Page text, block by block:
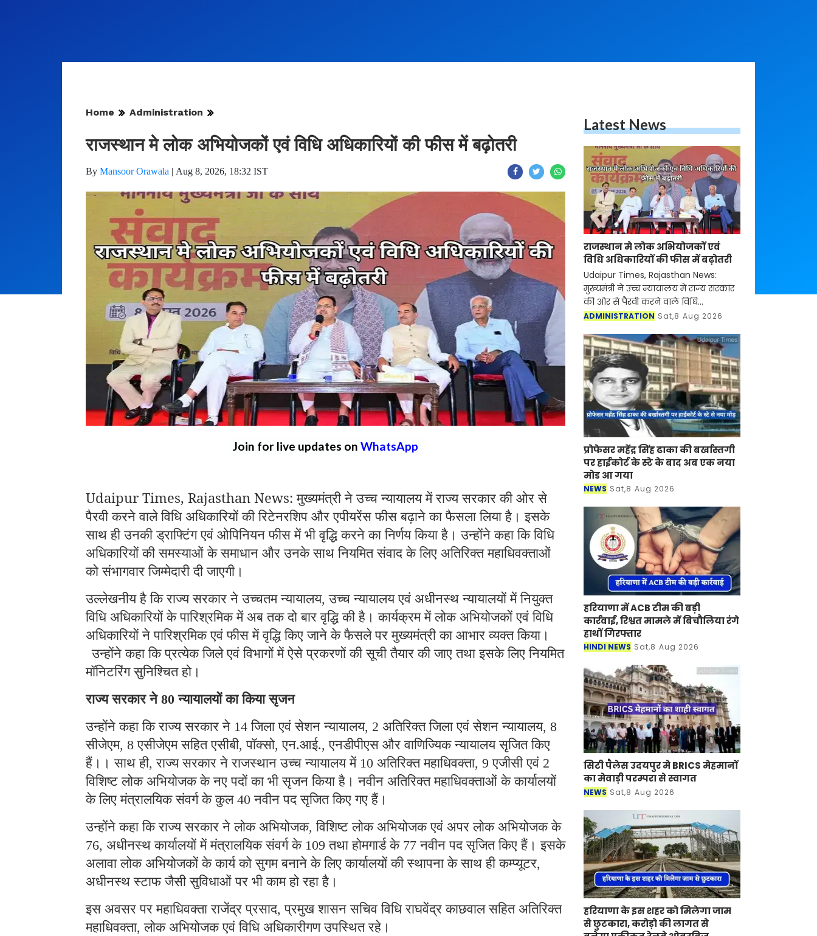
Home Administration
राजस्थान मे लोक अभियोजकों एवं विधि अधिकारियों की फीस में बढ़ोतरी
By Mansoor Orawala | Aug 8, 2026, 18:32 IST
Join for live updates on WhatsApp
Udaipur Times, Rajasthan News: मुख्यमंत्री ने उच्च न्यायालय में राज्य सरकार की ओर से
पैरवी करने वाले विधि अधिकारियों की रिटेनरशिप और एपीयरेंस फीस बढ़ाने का फैसला लिया है। इसके
साथ ही उनकी ड्राफ्टिंग एवं ओपिनियन फीस में भी वृद्धि करने का निर्णय किया है। उन्होंने कहा कि विधि
अधिकारियों की समस्याओं के समाधान और उनके साथ नियमित संवाद के लिए अतिरिक्त महाधिवक्ताओं
को संभागवार जिम्मेदारी दी जाएगी।
उल्लेखनीय है कि राज्य सरकार ने उच्चतम न्यायालय,उच्च न्यायालय एवं अधीनस्थ न्यायालयों में नियुक्त
विधि अधिकारियों के पारिश्रमिक में अब तक दो बार वृद्धि की है। कार्यक्रम में लोक अभियोजकों एवं विधि
अधिकारियों ने पारिश्रमिक एवं फीस में वृद्धि किए जाने के फैसले पर मुख्यमंत्री का आभार व्यक्त किया।
उन्होंने कहा कि प्रत्येक जिले एवं विभागों में ऐसे प्रकरणों की सूची तैयार की जाए तथा इसके लिए नियमित
मॉनिटरिंग सुनिश्चित हो।
राज्य सरकार ने 80न्यायालयों का किया सृजन
उन्होंने कहा कि राज्य सरकार ने 14जिला एवं सेशन न्यायालय, 2 अतिरिक्त जिला एवं सेशन न्यायालय, 8
सीजेएम, 8एसीजेएम सहित एसीबी,पॉक्सो,एन.आई.,एनडीपीएस और वाणिज्यिक न्यायालय सृजित किए
हैं।। साथ ही,राज्य सरकार ने राजस्थान उच्च न्यायालय में 10 अतिरिक्त महाधिवक्ता, 9एजीसी एवं 2
विशिष्ट लोक अभियोजक के नए पदों का भी सृजन किया है। नवीन अतिरिक्त महाधिवक्ताओं के कार्यालयों
के लिए मंत्रालयिक संवर्ग के कुल 40नवीन पद सृजित किए गए हैं।
उन्होंने कहा कि राज्य सरकार ने लोक अभियोजक,विशिष्ट लोक अभियोजक एवं अपर लोक अभियोजक के
76, अधीनस्थ कार्यालयों में मंत्रालयिक संवर्ग के 109तथा होमगार्ड के 77नवीन पद सृजित किए हैं। इसके
अलावा लोक अभियोजकों के कार्य को सुगम बनाने के लिए कार्यालयों की स्थापना के साथ ही कम्प्यूटर,
अधीनस्थ स्टाफ जैसी सुविधाओं पर भी काम हो रहा है।
इस अवसर पर महाधिवक्ता राजेंद्र प्रसाद,प्रमुख शासन सचिव विधि राघवेंद्र काछवाल सहित अतिरिक्त
महाधिवक्ता,लोक अभियोजक एवं विधि अधिकारीगण उपस्थित रहे।
Latest News
राजस्थान मे लोक अभियोजकों एवं
विधि अधिकारियों की फीस में बढ़ोतरी
Udaipur Times, Rajasthan News:
मुख्यमंत्री ने उच्च न्यायालय में राज्य सरकार
की ओर से पैरवी करने वाले विधि
अधिकारियों की रिटेनरशिप और एपीयरेंस
ही उनकी ड्राफ्टिंग ए
ADMINISTRATION Sat,8 Aug 2026
प्रोफेसर महेंद्र सिंह ढाका की बर्खास्तगी
पर हाईकोर्ट के स्टे के बाद अब एक नया
मोड आ गया
NEWS Sat,8 Aug 2026
हरियाणा में ACB टीम की बड़ी
कार्रवाई, रिश्वत मामले में बिचौलिया रंगे
हाथों गिरफ्तार
HINDI NEWS Sat,8 Aug 2026
सिटी पैलेस उदयपुर मे BRICS मेहमानों
का मेवाड़ी परम्परा से स्वागत
NEWS Sat,8 Aug 2026
हरियाणा के इस शहर को मिलेगा जाम
से छुटकारा, करोड़ो की लागत से